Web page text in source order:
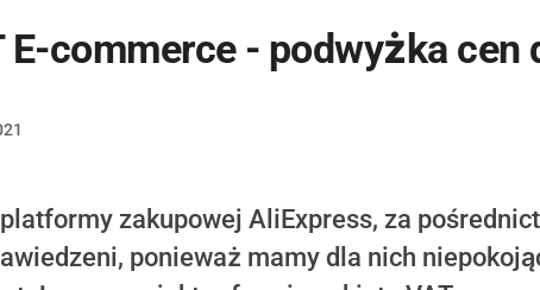
E-commerce - podwyżka cen
zakupowej AliExpress, za
ponieważ mamy dla nich